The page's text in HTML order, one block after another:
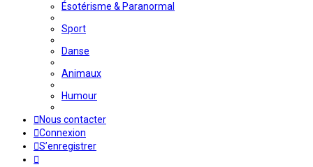
Ésotérisme & Paranormal
Sport
Danse
Animaux
Humour
Nous contacter
Connexion
S’enregistrer